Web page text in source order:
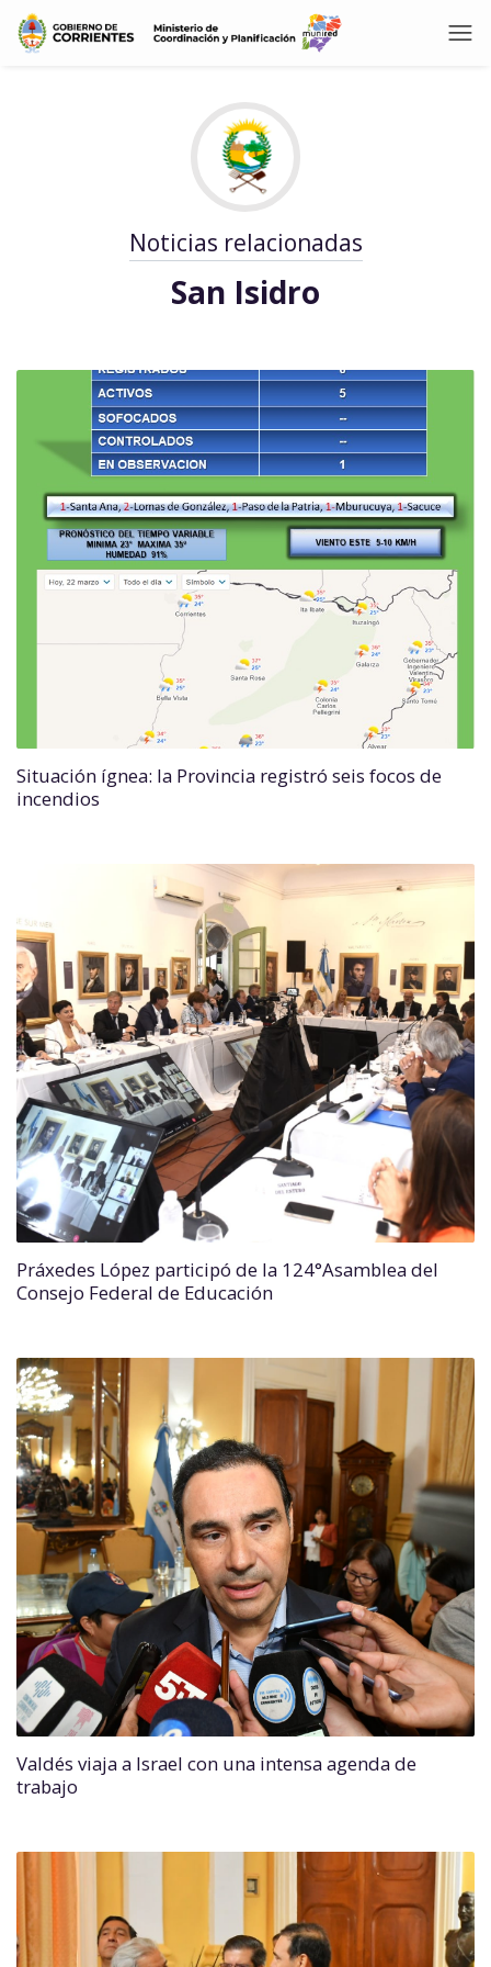
Noticias relacionadas
San Isidro
Situación ígnea: la Provincia registró seis focos de
incendios
Práxedes López participó de la 124°Asamblea del
Consejo Federal de Educación
Valdés viaja a Israel con una intensa agenda de
trabajo